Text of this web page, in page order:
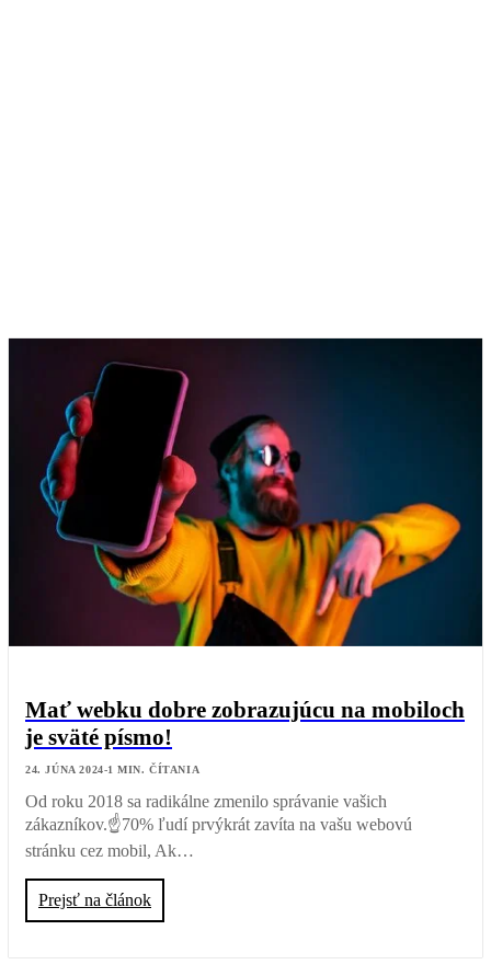
Mať webku dobre zobrazujúcu na mobiloch
je sväté písmo!
24. JÚNA 2024-1 MIN. ČÍTANIA
Od roku 2018 sa radikálne zmenilo správanie vašich
zákazníkov.☝70% ľudí prvýkrát zavíta na vašu webovú
stránku cez mobil, Ak…
Prejsť na článok